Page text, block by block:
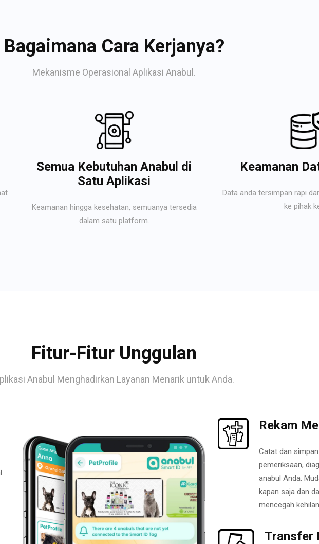
Bagaimana Cara Kerjanya?
Mekanisme Operasional Aplikasi Anabul.
Semua Kebutuhan Anabul di
Satu Aplikasi
Keamanan hingga kesehatan, semuanya tersedia
dalam satu platform.
Keamanan
Data anda tersimpan rapi
ke pihak
Fitur-Fitur Unggulan
Anabul Menghadirkan Layanan Menarik untuk Anda.
Rekam
Catat dan
pemeriksaan,
anabul Anda.
kapan saja dan
mencegah
Transfer